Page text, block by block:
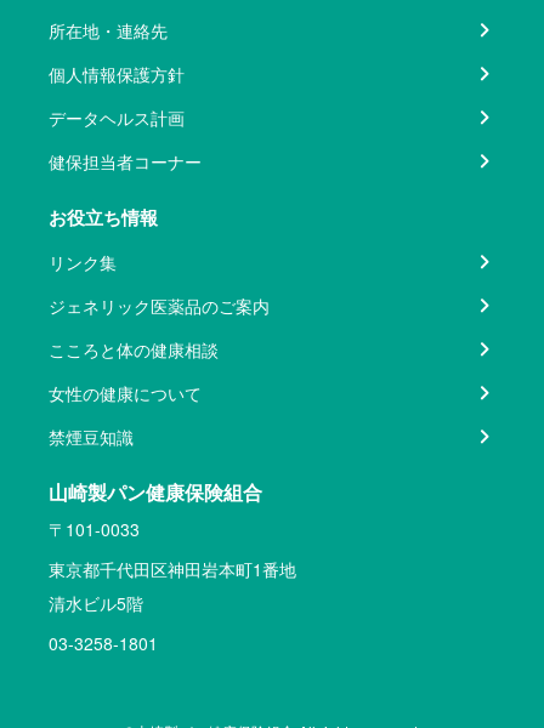
所在地・連絡先
個人情報保護方針
データヘルス計画
健保担当者コーナー
お役立ち情報
リンク集
ジェネリック医薬品のご案内
こころと体の健康相談
女性の健康について
禁煙豆知識
山崎製パン健康保険組合
〒101-0033
東京都千代田区神田岩本町1番地
清水ビル5階
03-3258-1801